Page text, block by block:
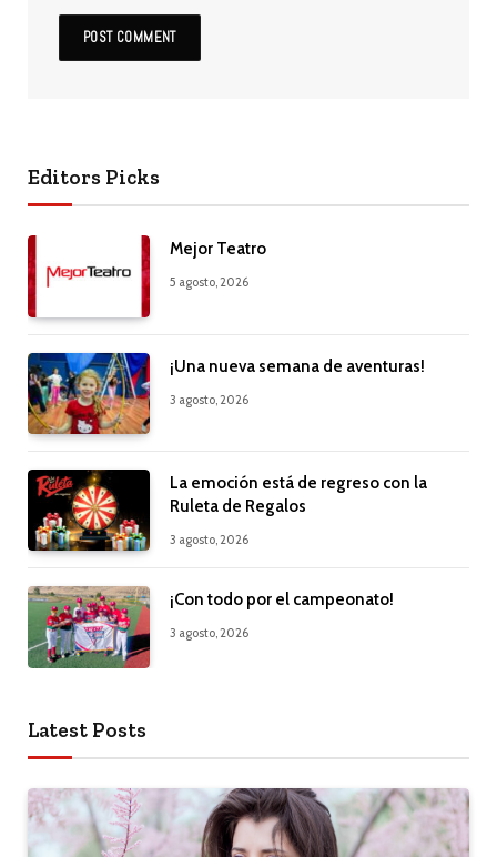
Editors Picks
Mejor Teatro
5 agosto, 2026
¡Una nueva semana de aventuras!
3 agosto, 2026
La emoción está de regreso con la
Ruleta de Regalos
3 agosto, 2026
¡Con todo por el campeonato!
3 agosto, 2026
Latest Posts